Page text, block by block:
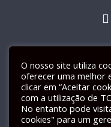
Livro de
GALILEU
O nosso site utiliza
oferecer uma melhor
clicar em “Aceitar
com a utilização de
No entanto pode
cookies" para um